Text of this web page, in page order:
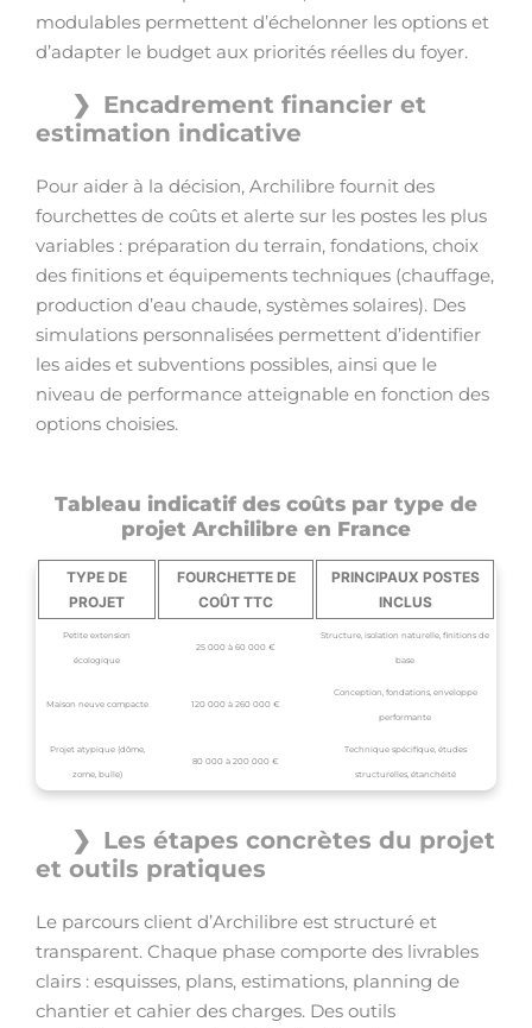
modulables permettent d’échelonner les options et
d’adapter le budget aux priorités réelles du foyer.
Encadrement financier et
estimation indicative
Pour aider à la décision, Archilibre fournit des
fourchettes de coûts et alerte sur les postes les plus
variables : préparation du terrain, fondations, choix
des finitions et équipements techniques (chauffage,
production d’eau chaude, systèmes solaires). Des
simulations personnalisées permettent d’identifier
les aides et subventions possibles, ainsi que le
niveau de performance atteignable en fonction des
options choisies.
Tableau indicatif des coûts par type de
projet Archilibre en France
TYPE DE
PROJET
FOURCHETTE DE
COÛT TTC
PRINCIPAUX POSTES
INCLUS
Petite extension
écologique
25 000 à 60 000 €
Structure, isolation naturelle, finitions de
base
Maison neuve compacte 120 000 à 260 000 €
Conception, fondations, enveloppe
performante
Projet atypique (dôme,
zome, bulle)
80 000 à 200 000 €
Technique spécifique, études
structurelles, étanchéité
Les étapes concrètes du projet
et outils pratiques
Le parcours client d’Archilibre est structuré et
transparent. Chaque phase comporte des livrables
clairs : esquisses, plans, estimations, planning de
chantier et cahier des charges. Des outils